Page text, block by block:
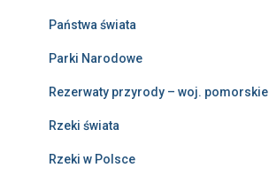
Państwa świata
Parki Narodowe
Rezerwaty przyrody – woj. pomorskie
Rzeki świata
Rzeki w Polsce